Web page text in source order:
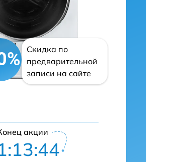
Скидка по
предварительной
записи на сайте
акции